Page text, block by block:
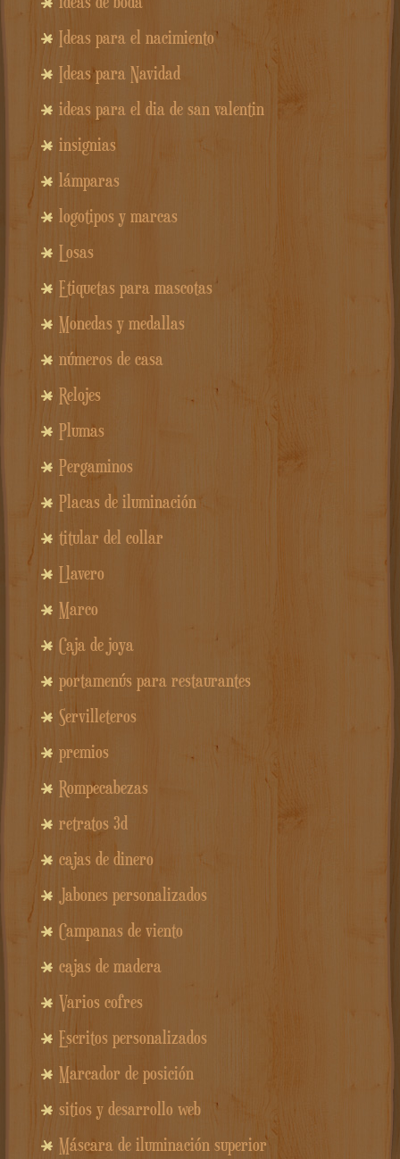
Ideas para el nacimiento
Ideas para Navidad
ideas para el dia de san valentin
insignias
lámparas
logotipos y marcas
Losas
Etiquetas para mascotas
Monedas y medallas
números de casa
Relojes
Plumas
Pergaminos
Placas de iluminación
titular del collar
Llavero
Marco
Caja de joya
portamenús para restaurantes
Servilleteros
premios
Rompecabezas
retratos 3d
cajas de dinero
Jabones personalizados
Campanas de viento
cajas de madera
Varios cofres
Escritos personalizados
Marcador de posición
sitios y desarrollo web
Máscara de iluminación superior